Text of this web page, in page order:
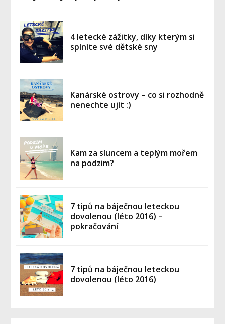
4 letecké zážitky, díky kterým si
splníte své dětské sny
Kanárské ostrovy – co si rozhodně
nenechte ujít :)
Kam za sluncem a teplým mořem
na podzim?
7 tipů na báječnou leteckou
dovolenou (léto 2016) –
pokračování
7 tipů na báječnou leteckou
dovolenou (léto 2016)